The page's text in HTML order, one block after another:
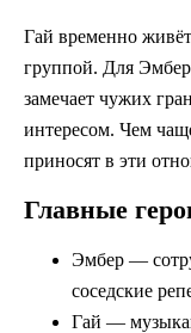
Гай временно
группой. Для
замечает чужих
интересом. Чем
приносят в эти
Главные
Эмбер —
соседские
Гай —